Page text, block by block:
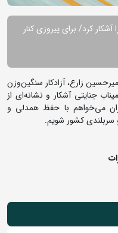
کرد/ برای پیروزی کنار
زارع، آزادکار سنگین‌وزن
جنایتی آشکار و نشانه‌ای از
می‌خواهم با حفظ همدلی و
و سربلندی کشور شویم.